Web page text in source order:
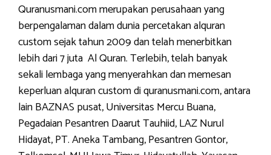
Quranusmani.com merupakan perusahaan yang
berpengalaman dalam dunia percetakan alquran
custom sejak tahun 2009 dan telah menerbitkan
lebih dari 7 juta Al Quran. Terlebih, telah banyak
sekali lembaga yang menyerahkan dan memesan
keperluan alquran custom di quranusmani.com, antara
lain BAZNAS pusat, Universitas Mercu Buana,
Pegadaian Pesantren Daarut Tauhiid, LAZ Nurul
Hidayat, PT. Aneka Tambang, Pesantren Gontor,